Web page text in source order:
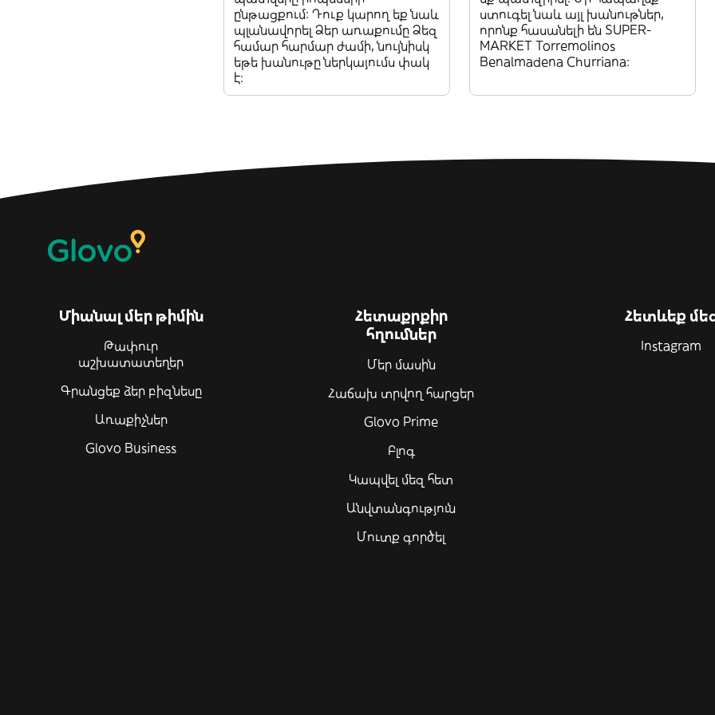
ընթացքում: Դուք կարող եք նաև
պլանավորել Ձեր առաքումը Ձեզ
համար հարմար ժամի, նույնիսկ
եթե խանութը ներկայումս փակ
է:
ստուգել նաև այլ խանութներ,
որոնք հասանելի են SUPER-
MARKET Torremolinos
Benalmadena Churriana:
Միանալ մեր թիմին
Թափուր
աշխատատեղեր
Գրանցեք ձեր բիզնեսը
Առաքիչներ
Glovo Business
Հետաքրքիր
հղումներ
Մեր մասին
Հաճախ տրվող հարցեր
Glovo Prime
Բլոգ
Կապվել մեզ հետ
Անվտանգություն
Մուտք գործել
Հետևեք
Instagram